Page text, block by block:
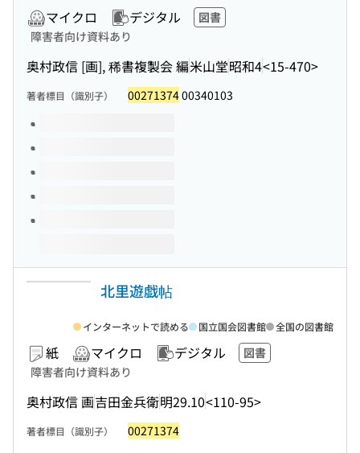
マイクロ デジタル
図書
障害者向け資料あり
奥村政信 [画], 稀書複製会 編米山堂昭和4<15-470>
著者標目（識別子） 0027137400340103
このタイトルの巻号
北里遊戯帖
紙 マイクロ デジタル
図書
障害者向け資料あり
奥村政信 画吉田金兵衛明29.10<110-95>
インターネットで読める 国立国会図書館 全国の図書館
著者標目（識別子） 00271374